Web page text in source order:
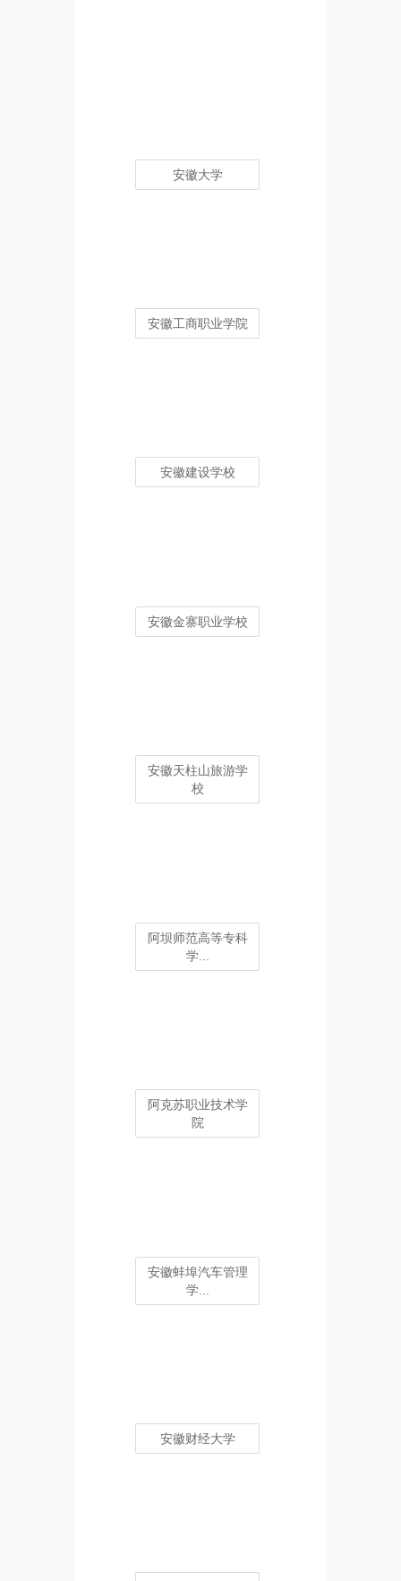
安徽大学
安徽工商职业学院
安徽建设学校
安徽金寨职业学校
安徽天柱山旅游学
校
阿坝师范高等专科
学...
阿克苏职业技术学
院
安徽蚌埠汽车管理
学...
安徽财经大学